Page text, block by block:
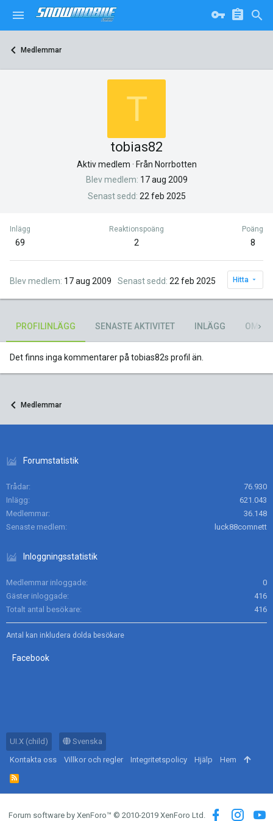
Medlemmar
T
tobias82
Aktiv medlem · Från Norrbotten
Blev medlem 17 aug 2009
Senast sedd 22 feb 2025
Inlägg
69
Reaktionspoäng
2
Poäng
8
Blev medlem 17 aug 2009 Senast sedd 22 feb 2025 Hitta
PROFILINLÄGG SENASTE AKTIVITET INLÄGG OM
Det finns inga kommentarer på tobias82s profil än.
Medlemmar
Forumstatistik
Trådar
76.930
Inlägg
621.043
Medlemmar
36.148
Senaste medlem
luck88comnett
Inloggningsstatistik
Medlemmar inloggade
0
Gäster inloggade
416
Totalt antal besökare
416
Antal kan inkludera dolda besökare
Facebook
UI.X (child)
Svenska
Kontakta oss
Villkor och regler Integritetspolicy Hjälp Hem
R
S
S
Forum software by XenForo™ © 2010-2019 XenForo Ltd.